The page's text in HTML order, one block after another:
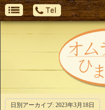
日別アーカイブ: 2023年3月18日